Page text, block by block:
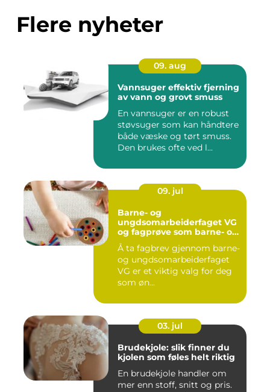
Flere nyheter
09. aug
Vannsuger effektiv fjerning
av vann og grovt smuss
En vannsuger er en robust
støvsuger som kan håndtere
både væske og tørt smuss.
Den brukes ofte ved l...
09. jul
Barne- og
ungdsomarbeiderfaget VG
og fagprøve som barne- og
ungdomsarbeider
Å ta fagbrev gjennom barne-
og ungdsomarbeiderfaget
VG er et viktig valg for deg
som øn...
03. jul
Brudekjole: slik finner du
kjolen som føles helt riktig
En brudekjole handler om
mer enn stoff, snitt og pris.